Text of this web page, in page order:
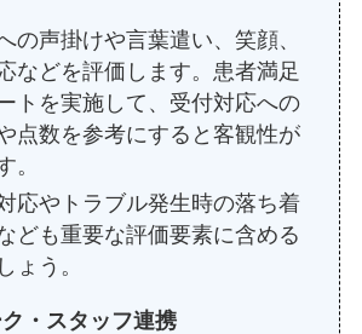
の声掛けや言葉遣い、笑顔、
などを評価します。患者満足
トを実施して、受付対応への
点数を参考にすると客観性が
。
応やトラブル発生時の落ち着
ども重要な評価要素に含める
ょう。
・スタッフ連携